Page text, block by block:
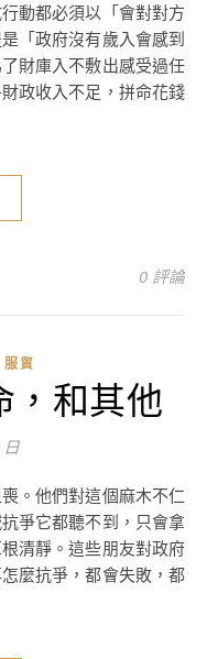
「政府沒有歲入會感到
財庫入不敷出感受過任
政收入不足，拼命花錢
0 評論
服貿
，和其他
日
爭它都聽不到，只會拿
清靜。這些朋友對政府
麼抗爭，都會失敗，都